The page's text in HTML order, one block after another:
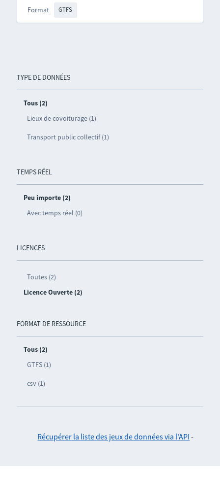
TYPE DE DONNÉES
Tous (2)
Lieux de covoiturage (1)
Transport public collectif (1)
TEMPS RÉEL
Peu importe (2)
Avec temps réel (0)
LICENCES
Toutes (2)
Licence Ouverte (2)
FORMAT DE RESSOURCE
Tous (2)
GTFS (1)
csv (1)
Format GTFS
Récupérer la liste des jeux de données via l'API -